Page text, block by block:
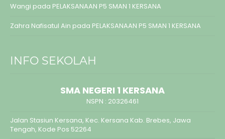
Wangi pada PELAKSANAAN P5 SMAN 1 KERSANA
Zahra Nafisatul Ain pada PELAKSANAAN P5 SMAN 1 KERSANA
INFO SEKOLAH
SMA NEGERI 1 KERSANA
NSPN : 20326461
Jalan Stasiun Kersana, Kec. Kersana Kab. Brebes, Jawa
Tengah, Kode Pos 52264